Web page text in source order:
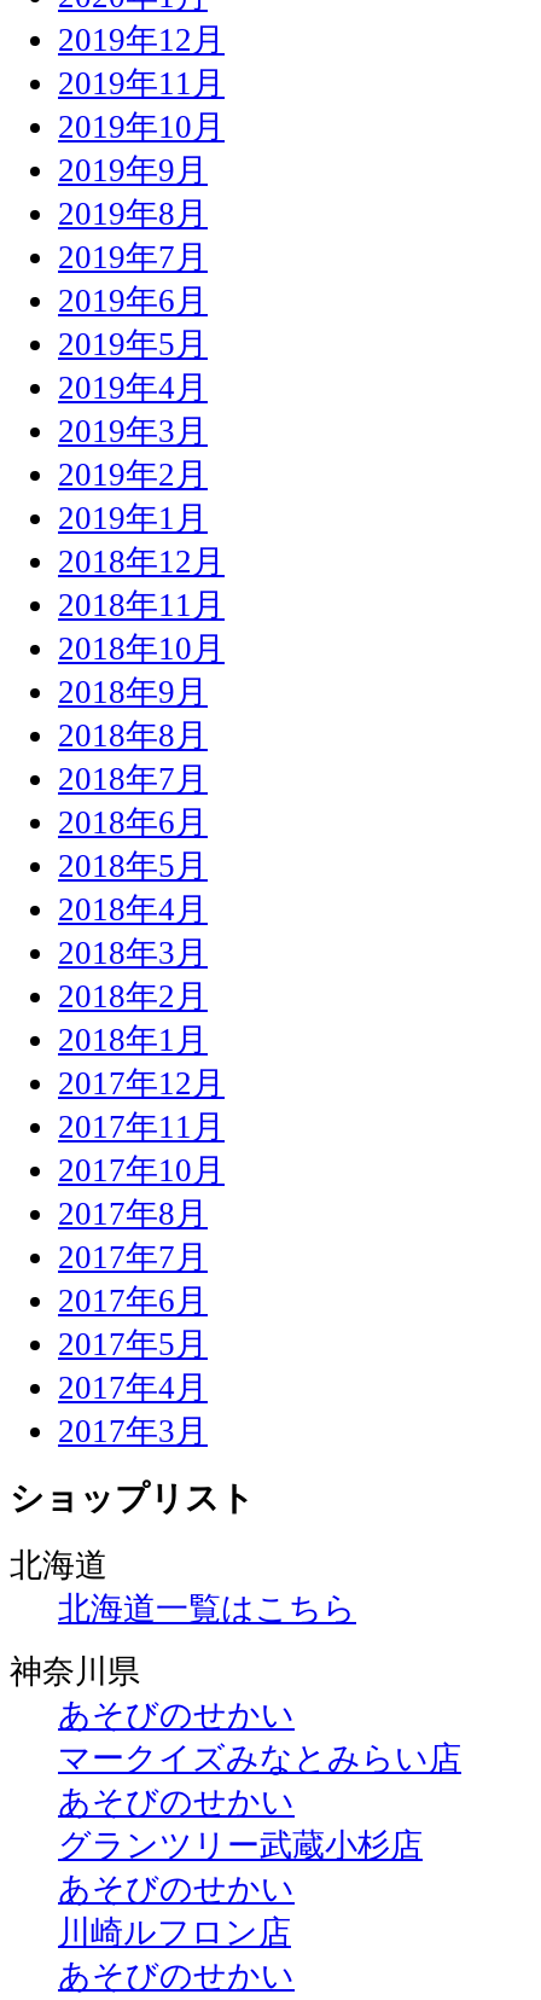
2019年12月
2019年11月
2019年10月
2019年9月
2019年8月
2019年7月
2019年6月
2019年5月
2019年4月
2019年3月
2019年2月
2019年1月
2018年12月
2018年11月
2018年10月
2018年9月
2018年8月
2018年7月
2018年6月
2018年5月
2018年4月
2018年3月
2018年2月
2018年1月
2017年12月
2017年11月
2017年10月
2017年8月
2017年7月
2017年6月
2017年5月
2017年4月
2017年3月
ショップリスト
北海道
北海道一覧はこちら
神奈川県
あそびのせかい
マークイズみなとみらい店
あそびのせかい
グランツリー武蔵小杉店
あそびのせかい
川崎ルフロン店
あそびのせかい